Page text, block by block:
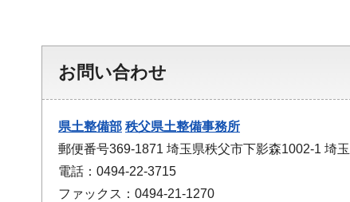
お問い合わせ
県土整備部 秩父県土整備事務所
郵便番号369-1871 埼玉県秩父市下影森1002-1 埼
電話：0494-22-3715
ファックス：0494-21-1270